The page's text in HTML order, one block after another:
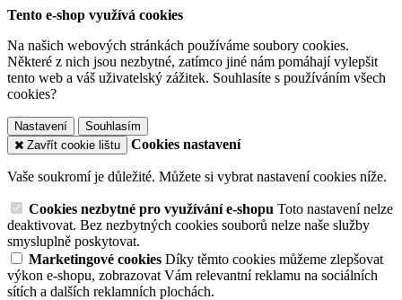
Tento e-shop využívá cookies
Na našich webových stránkách používáme soubory cookies.
Některé z nich jsou nezbytné, zatímco jiné nám pomáhají vylepšit
tento web a váš uživatelský zážitek. Souhlasíte s používáním všech
cookies?
Nastavení
Souhlasím
Zavřít cookie lištu
Cookies nastavení
Vaše soukromí je důležité. Můžete si vybrat nastavení cookies níže.
Cookies nezbytné pro využívání e-shopu Toto nastavení nelze
deaktivovat. Bez nezbytných cookies souborů nelze naše služby
smysluplně poskytovat.
Marketingové cookies Díky těmto cookies můžeme zlepšovat
výkon e-shopu, zobrazovat Vám relevantní reklamu na sociálních
sítích a dalších reklamních plochách.